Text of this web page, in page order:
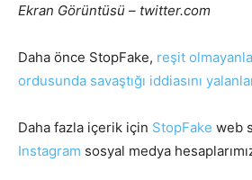
Ekran Görüntüsü – twitter.com
Daha önce StopFake, reşit
ordusunda savaştığı iddiasını
Daha fazla içerik için StopFake web
Instagram sosyal medya